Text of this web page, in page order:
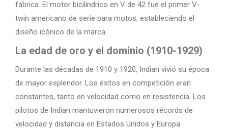
fábrica. El motor bicilíndrico en V de 42 fue el primer V-
twin americano de serie para motos, estableciendo el
diseño icónico de la marca.
La edad de oro y el dominio (1910-1929)
Durante las décadas de 1910 y 1920, Indian vivió su época
de mayor esplendor. Los éxitos en competición eran
constantes, tanto en velocidad como en resistencia. Los
pilotos de Indian mantuvieron numerosos récords de
velocidad y distancia en Estados Unidos y Europa.